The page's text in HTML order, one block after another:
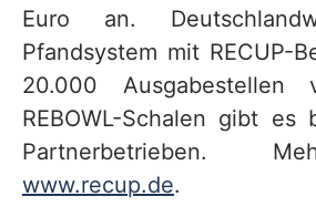
Euro an.
Pfandsystem mit RECUP-
20.000 Ausgabestellen
REBOWL-Schalen gibt
Partnerbetrieben.
www.recup.de.